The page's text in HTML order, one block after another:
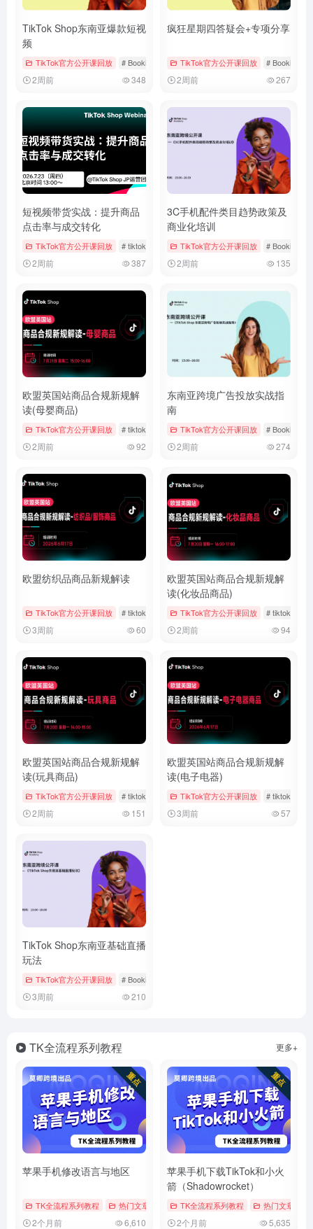
TikTok Shop东南亚爆款短视
频
TikTok官方公开课回放 # Bookings & Vouchers # tiktok # 厨房用品
2周前 348
疯狂星期四答疑会+专项分享
TikTok官方公开课回放 # Bookings
2周前 267
短视频带货实战：提升商品
点击率与成交转化
TikTok官方公开课回放 # tiktok # 厨房用品 # 官方公开课回放
2周前 387
3C手机配件类目趋势政策及
商业化培训
TikTok官方公开课回放 # Bookings
2周前 135
欧盟英国站商品合规新规解
读(母婴商品)
TikTok官方公开课回放 # tiktok # 官方公开课回放 # 母婴用品
2周前 92
东南亚跨境广告投放实战指
南
TikTok官方公开课回放 # Bookings
2周前 274
欧盟纺织品商品新规解读
TikTok官方公开课回放 # tiktok # 儿童时尚 # 女装与女士内衣
3周前 60
欧盟英国站商品合规新规解
读(化妆品商品)
TikTok官方公开课回放 # tiktok
2周前 94
欧盟英国站商品合规新规解
读(玩具商品)
TikTok官方公开课回放 # tiktok # 官方公开课回放 # 玩具
2周前 151
欧盟英国站商品合规新规解
读(电子电器)
TikTok官方公开课回放 # tiktok
3周前 57
TikTok Shop东南亚基础直播
玩法
TikTok官方公开课回放 # Bookings & Vouchers
3周前 210
TK全流程系列教程 更多+
苹果手机修改语言与地区
TK全流程系列教程 热门文章 # tiktok # 修改地区 # 修改时区
2个月前 6,610
苹果手机下载TikTok和小火
箭（Shadowrocket）
TK全流程系列教程 热门文章
2个月前 5,635